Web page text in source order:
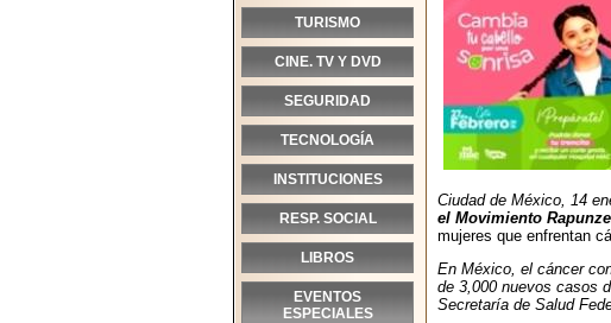
TURISMO
CINE. TV Y DVD
SEGURIDAD
TECNOLOGÍA
INSTITUCIONES
RESP. SOCIAL
LIBROS
EVENTOS
ESPECIALES
Ciudad de México, 14
el Movimiento
mujeres que enfrentan
En México, el cáncer
de 3,000 nuevos casos
Secretaría de Salud